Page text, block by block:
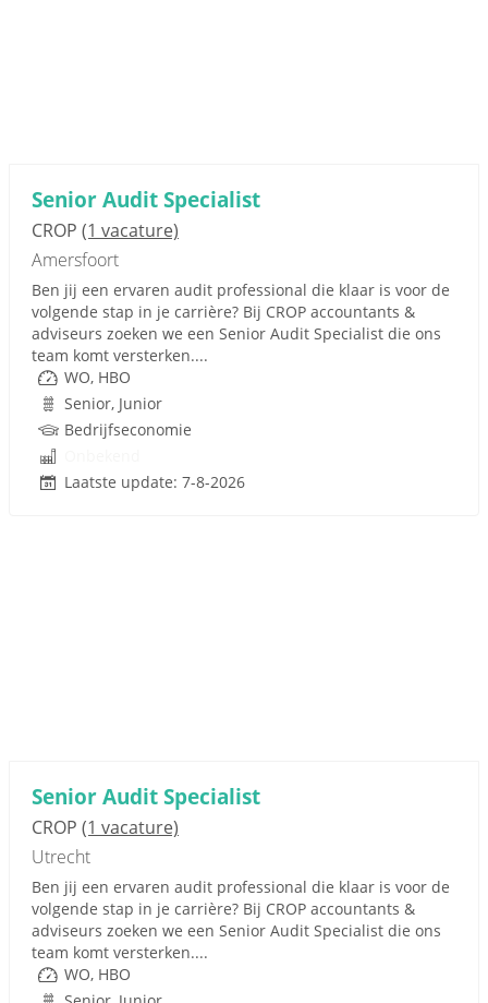
Senior Audit Specialist
CROP (1 vacature)
Amersfoort
Ben jij een ervaren audit professional die klaar is voor de
volgende stap in je carrière? Bij CROP accountants &
adviseurs zoeken we een Senior Audit Specialist die ons
team komt versterken....
WO, HBO
Senior, Junior
Bedrijfseconomie
Laatste update: 7-8-2026
Senior Audit Specialist
CROP (1 vacature)
Utrecht
Ben jij een ervaren audit professional die klaar is voor de
volgende stap in je carrière? Bij CROP accountants &
adviseurs zoeken we een Senior Audit Specialist die ons
team komt versterken....
WO, HBO